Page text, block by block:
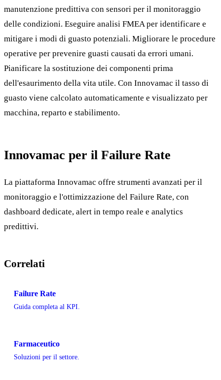
manutenzione predittiva con sensori per il monitoraggio
delle condizioni. Eseguire analisi FMEA per identificare e
mitigare i modi di guasto potenziali. Migliorare le procedure
operative per prevenire guasti causati da errori umani.
Pianificare la sostituzione dei componenti prima
dell'esaurimento della vita utile. Con Innovamac il tasso di
guasto viene calcolato automaticamente e visualizzato per
macchina, reparto e stabilimento.
Innovamac per il Failure Rate
La piattaforma Innovamac offre strumenti avanzati per il
monitoraggio e l'ottimizzazione del Failure Rate, con
dashboard dedicate, alert in tempo reale e analytics
predittivi.
Correlati
Failure Rate
Guida completa al KPI.
Farmaceutico
Soluzioni per il settore.